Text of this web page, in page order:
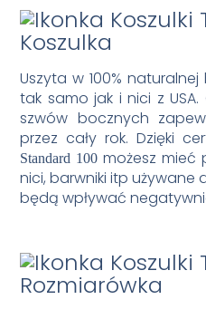
Koszulka
Uszyta w 100%
tak samo jak i nici z
szwów bocznych
przez cały rok. Dzięki
Standard 100możesz mieć
nici, barwniki itp używane
będą wpływać
Rozmiarówka